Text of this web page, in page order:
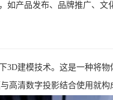
如产品发布、品牌推广、文
3D建模技术。这是一种将
高清数字投影结合使用就构